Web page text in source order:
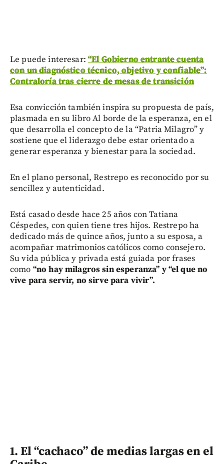
Le puede interesar: “El Gobierno entrante cuenta
con un diagnóstico técnico, objetivo y confiable”:
Contraloría tras cierre de mesas de transición
Esa convicción también inspira su propuesta de país,
plasmada en su libro Al borde de la esperanza, en el
que desarrolla el concepto de la “Patria Milagro” y
sostiene que el liderazgo debe estar orientado a
generar esperanza y bienestar para la sociedad.
En el plano personal, Restrepo es reconocido por su
sencillez y autenticidad.
Está casado desde hace 25 años con Tatiana
Céspedes, con quien tiene tres hijos. Restrepo ha
dedicado más de quince años, junto a su esposa, a
acompañar matrimonios católicos como consejero.
Su vida pública y privada está guiada por frases
como “no hay milagros sin esperanza” y “el que no
vive para servir, no sirve para vivir”.
1. El “cachaco” de medias largas en el